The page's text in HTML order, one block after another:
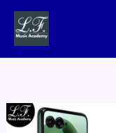
para